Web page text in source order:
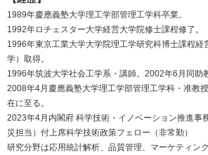
1989年慶應義塾大学理工学部管理工学科卒業。
1992年ロチェスター大学経営大学院修士課程修了。
1996年東京工業大学大学院理工学研究科博士課程経
学）取得。
1996年筑波大学社会工学系・講師。2002年6月同助
2008年4月慶應義塾大学理工学部管理工学科・准教
在に至る。
2023年4月内閣府 科学技術・イノベーション推進事
災担当）付上席科学技術政策フェロー（非常勤）
研究分野は応用統計解析、品質管理、マーケティング